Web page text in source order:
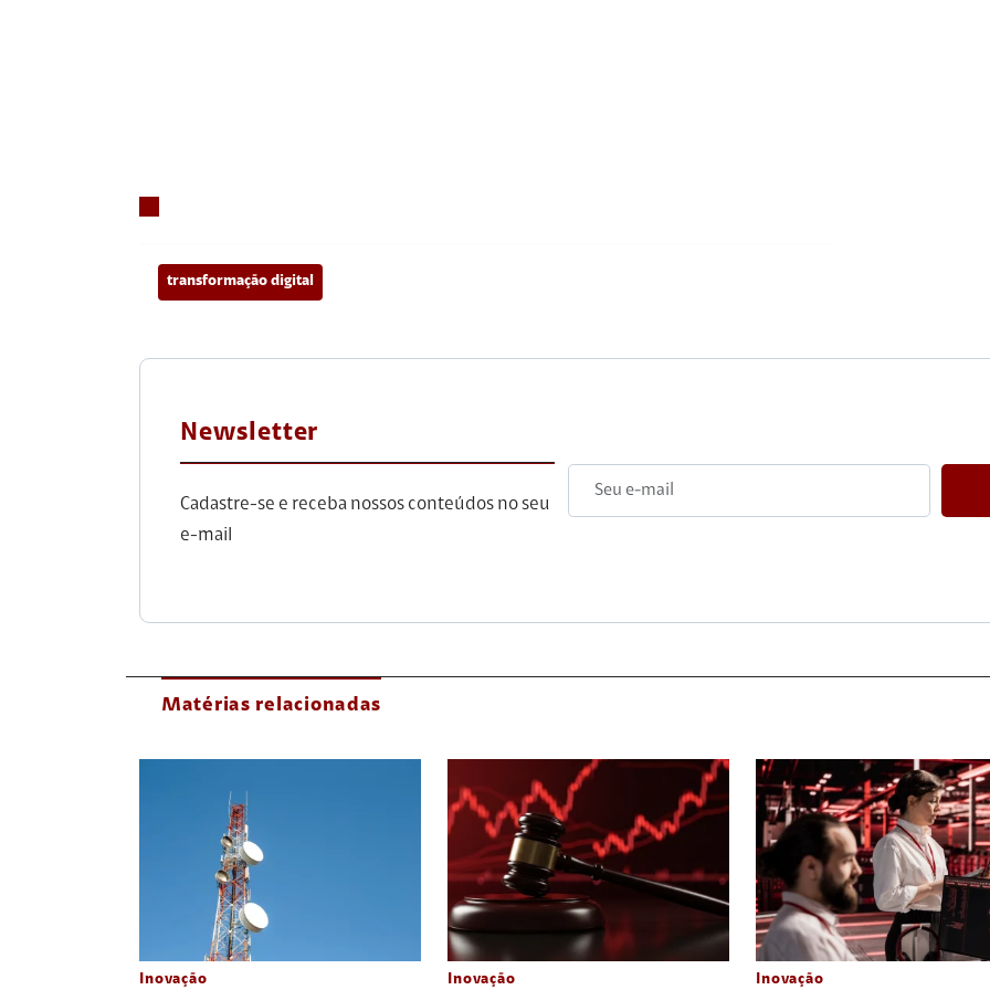
transformação digital
Newsletter
Cadastre-se e receba nossos conteúdos no seu
e-mail
Matérias relacionadas
Inovação Inovação Inovação